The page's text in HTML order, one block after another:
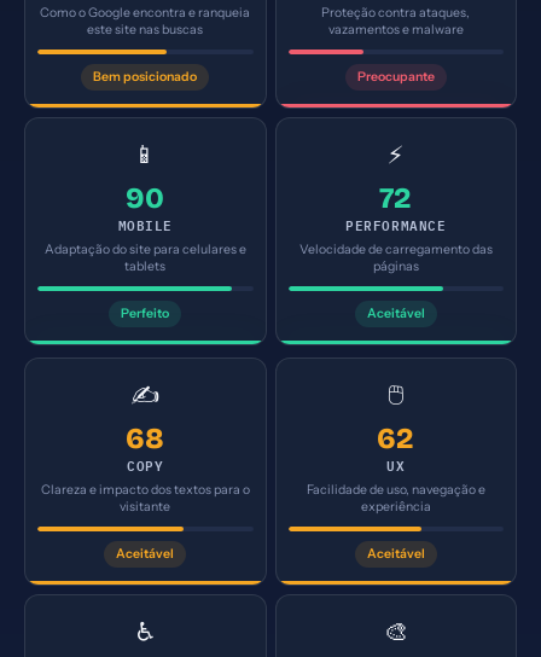
Como o Google encontra e ranqueia
este site nas buscas
Bem posicionado
Proteção contra ataques,
vazamentos e malware
Preocupante
📱
90
MOBILE
Adaptação do site para celulares e
tablets
Perfeito
⚡
72
PERFORMANCE
Velocidade de carregamento das
páginas
Aceitável
✍️
68
COPY
Clareza e impacto dos textos para o
visitante
Aceitável
🖱️
62
UX
Facilidade de uso, navegação e
experiência
Aceitável
♿ 🎨